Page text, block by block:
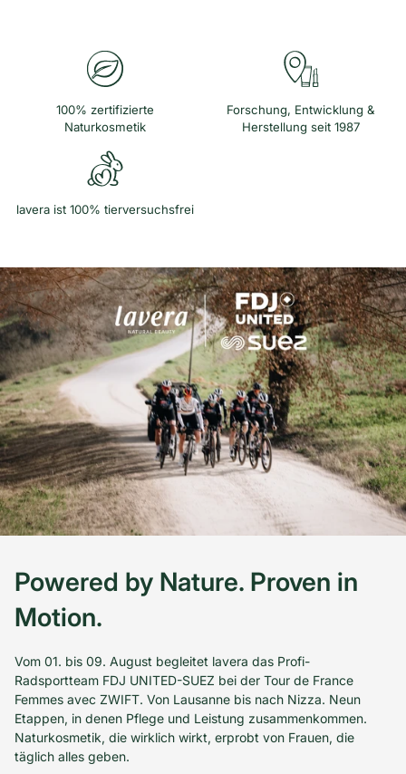
t
s
p
r
i
s
i
s
100% zertifizierte
Naturkosmetik
Forschung, Entwicklung &
Herstellung seit 1987
lavera ist 100% tierversuchsfrei
Powered by Nature. Proven in
Motion.
Vom 01. bis 09. August begleitet lavera das Profi-
Radsportteam FDJ UNITED-SUEZ bei der Tour de France
Femmes avec ZWIFT. Von Lausanne bis nach Nizza. Neun
Etappen, in denen Pflege und Leistung zusammenkommen.
Naturkosmetik, die wirklich wirkt, erprobt von Frauen, die
täglich alles geben.